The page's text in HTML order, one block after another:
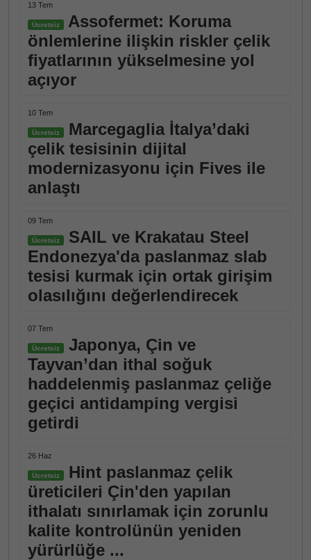
13 Tem
Ücretsiz
Assofermet: Koruma
önlemlerine ilişkin riskler çelik
fiyatlarının yükselmesine yol
açıyor
10 Tem
Ücretsiz
Marcegaglia İtalya’daki
çelik tesisinin dijital
modernizasyonu için Fives ile
anlaştı
09 Tem
Ücretsiz
SAIL ve Krakatau Steel
Endonezya'da paslanmaz slab
tesisi kurmak için ortak girişim
olasılığını değerlendirecek
07 Tem
Ücretsiz
Japonya, Çin ve
Tayvan’dan ithal soğuk
haddelenmiş paslanmaz çeliğe
geçici antidamping vergisi
getirdi
26 Haz
Ücretsiz
Hint paslanmaz çelik
üreticileri Çin'den yapılan
ithalatı sınırlamak için zorunlu
kalite kontrolünün yeniden
yürürlüğe ...